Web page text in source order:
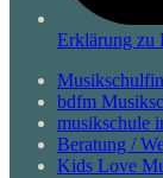
Erklärung zu
bdfm
musikschule
Beratung /
Kids Love